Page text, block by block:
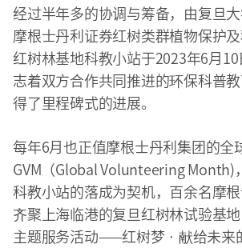
经过半年多的协调与筹备，由复旦
摩根士丹利证券红树类群植物保护
红树林基地科教小站于2023年6月
志着双方合作共同推进的环保科普
得了里程碑式的进展。
每年6月也正值摩根士丹利集团的全
GVM（Global Volunteering Month)
科教小站的落成为契机，百余名摩
齐聚上海临港的复旦红树林试验基
主题服务活动——红树梦 · 献给未来